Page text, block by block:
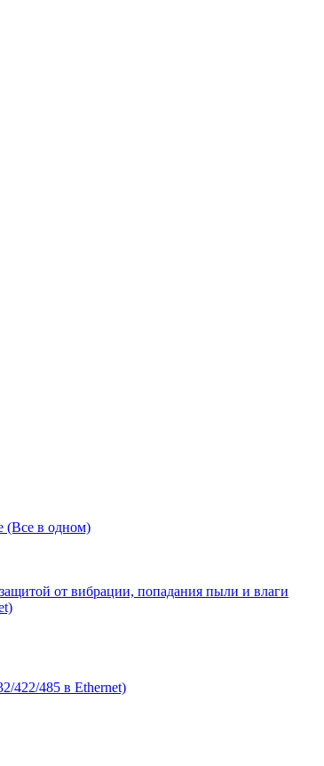
(Все в одном)
от вибрации, попадания пыли и влаги
422/485 в Ethernet)